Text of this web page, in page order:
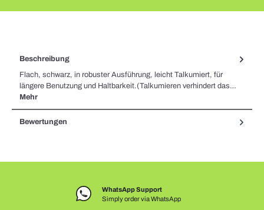
Beschreibung
Flach, schwarz, in robuster Ausführung, leicht Talkumiert, für
längere Benutzung und Haltbarkeit.(Talkumieren verhindert das…
Mehr
Bewertungen
WhatsApp Support
Simply order via WhatsApp